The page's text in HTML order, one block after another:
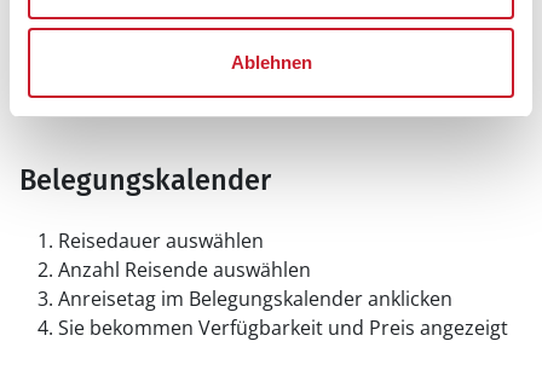
Ablehnen
Belegungskalender
Reisedauer auswählen
Anzahl Reisende auswählen
Anreisetag im Belegungskalender anklicken
Sie bekommen Verfügbarkeit und Preis angezeigt